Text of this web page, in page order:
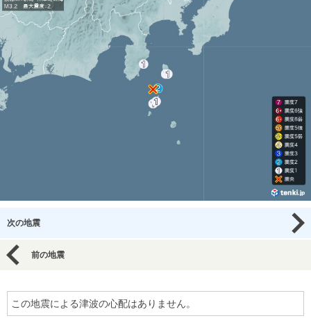
次の地震
前の地震
この地震による津波の心配はありません。